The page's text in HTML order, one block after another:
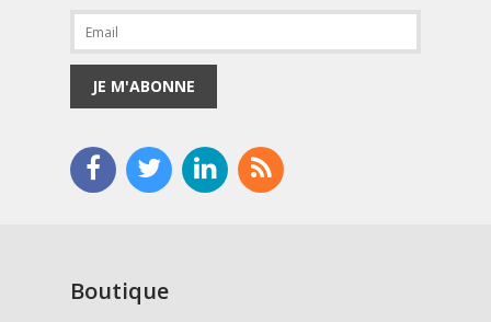
JE M'ABONNE
Boutique